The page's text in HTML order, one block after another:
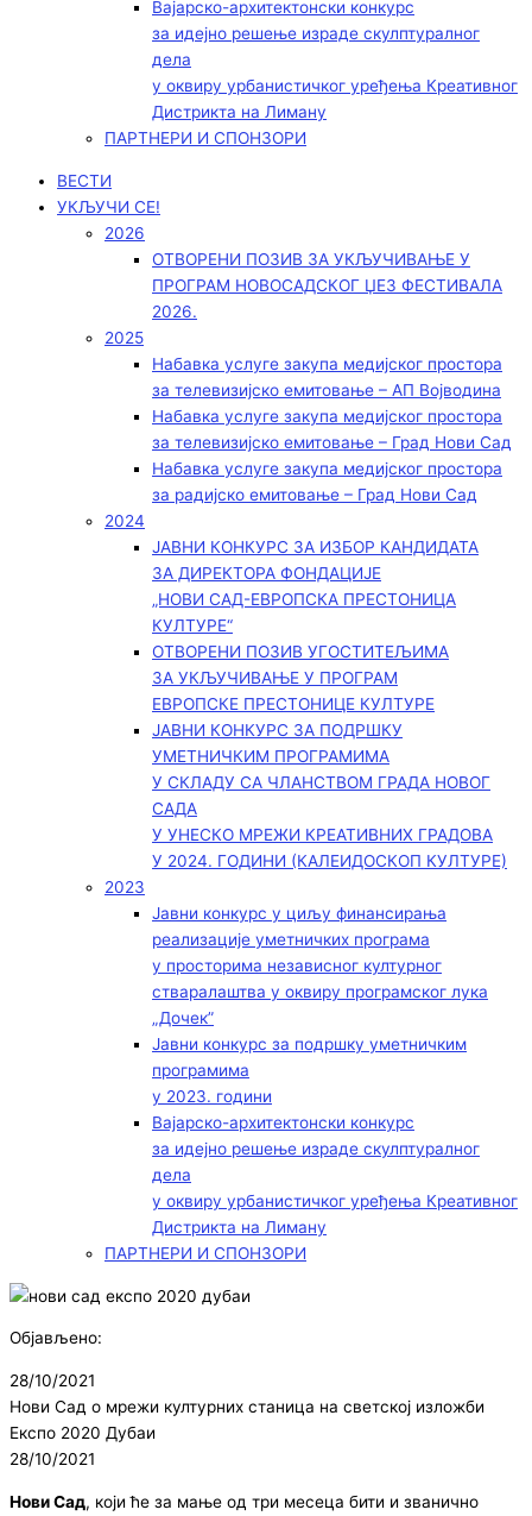
Вајарско-архитектонски конкурс
за идејно решење израде скулптуралног
дела
у оквиру урбанистичког уређења Креативног
Дистрикта на Лиману
ПАРТНЕРИ И СПОНЗОРИ
ВЕСТИ
УКЉУЧИ СЕ!
2026
ОТВОРЕНИ ПОЗИВ ЗА УКЉУЧИВАЊЕ У
ПРОГРАМ НОВОСАДСКОГ ЏЕЗ ФЕСТИВАЛА
2026.
2025
Набавка услуге закупа медијског простора
за телевизијско емитовање – АП Војводинa
Набавка услуге закупа медијског простора
за телевизијско емитовање – Град Нови Сад
Набавка услуге закупа медијског простора
за радијско емитовање – Град Нови Сад
2024
ЈАВНИ КОНКУРС ЗА ИЗБОР КАНДИДАТА
ЗА ДИРЕКТОРА ФОНДАЦИЈЕ
„НОВИ САД-ЕВРОПСКА ПРЕСТОНИЦА
КУЛТУРЕ“
ОТВОРЕНИ ПОЗИВ УГОСТИТЕЉИМА
ЗА УКЉУЧИВАЊЕ У ПРОГРАМ
ЕВРОПСКЕ ПРЕСТОНИЦЕ КУЛТУРЕ
ЈАВНИ КОНКУРС ЗА ПОДРШКУ
УМЕТНИЧКИМ ПРОГРАМИМА
У СКЛАДУ СА ЧЛАНСТВОМ ГРАДА НОВОГ
САДА
У УНЕСКО МРЕЖИ КРЕАТИВНИХ ГРАДОВА
У 2024. ГОДИНИ (КАЛЕИДОСКОП КУЛТУРЕ)
2023
Јавни конкурс у циљу финансирања
реализације уметничких програма
у просторима независног културног
стваралаштва у оквиру програмског лука
„Дочек”
Јавни конкурс за подршку уметничким
програмима
у 2023. години
Вајарско-архитектонски конкурс
за идејно решење израде скулптуралног
дела
у оквиру урбанистичког уређења Креативног
Дистрикта на Лиману
ПАРТНЕРИ И СПОНЗОРИ
Објављено:
28/10/2021
Нови Сад о мрежи културних станица на светској изложби
Експо 2020 Дубаи
28/10/2021
Нови Сад, који ће за мање од три месеца бити и званично